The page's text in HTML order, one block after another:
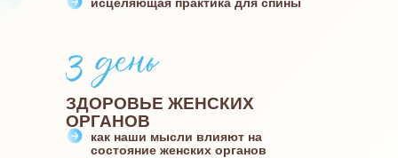
как наши мысли влияют на
состояние женских органов
ЗДОРОВЬЕ ЖЕНСКИХ
ОРГАНОВ